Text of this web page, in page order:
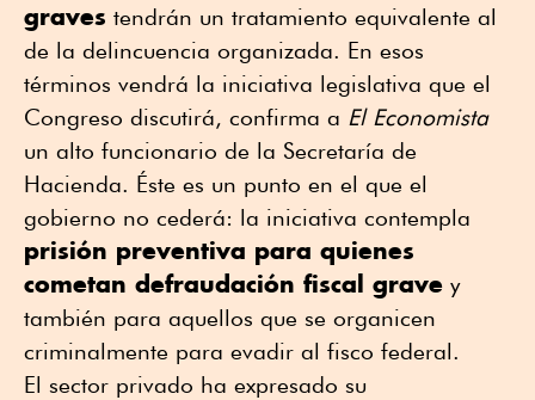
graves tendrán un tratamiento equivalente al
de la delincuencia organizada. En esos
términos vendrá la iniciativa legislativa que el
Congreso discutirá, confirma a El Economista
un alto funcionario de la Secretaría de
Hacienda. Éste es un punto en el que el
gobierno no cederá: la iniciativa contempla
prisión preventiva para quienes
cometan defraudación fiscal grave y
también para aquellos que se organicen
criminalmente para evadir al fisco federal.
El sector privado ha expresado su